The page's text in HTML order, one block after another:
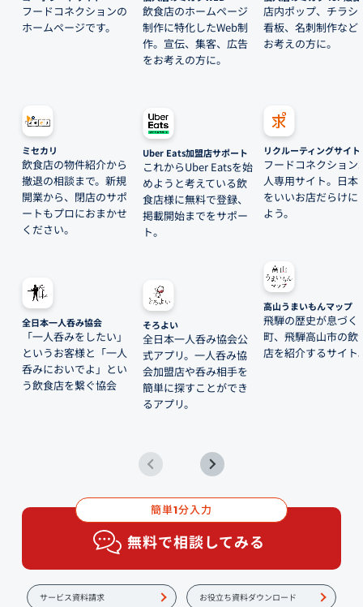
フードコネクションの
ホームページです。
ミセカリ
飲食店の物件紹介から
撤退の相談まで。新規
開業から、閉店のサポ
ートもプロにおまかせ
ください。
全日本一人呑み協会
「一人呑みをしたい」
というお客様と「一人
呑みにおいでよ」とい
う飲食店を繋ぐ協会
飲食店のホームページ
制作に特化したWeb制
作。宣伝、集客、広告
をお考えの方に。
Uber Eats加盟店サポート
これからUber Eatsを始
めようと考えている飲
食店様に無料で登録、
掲載開始までをサポー
ト。
そろよい
全日本一人呑み協会公
式アプリ。一人呑み協
会加盟店や呑み相手を
簡単に探すことができ
るアプリ。
店内ポップ、チラシ
看板、名刺制作など
お考えの方に。
リクルーティングサイト
フードコネクション
人専用サイト。日本
をいいお店だらけに
よう。
高山うまいもんマップ
飛騨の歴史が息づく
町、飛騨高山市の飲
店を紹介するサイト
簡単1分入力
無料で相談してみる
サービス資料請求 お役立ち資料ダウンロード